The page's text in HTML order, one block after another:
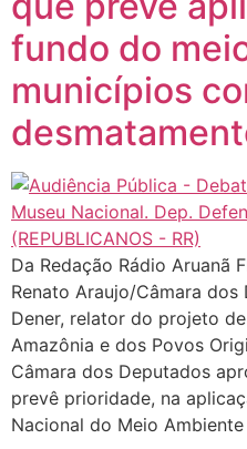
fundo do
municípios
Da Redação Rádio Aruanã
Renato Araujo/Câmara
Dener, relator do projeto
Amazônia e dos Povos
Câmara dos Deputados
prevê prioridade, na
Nacional do Meio